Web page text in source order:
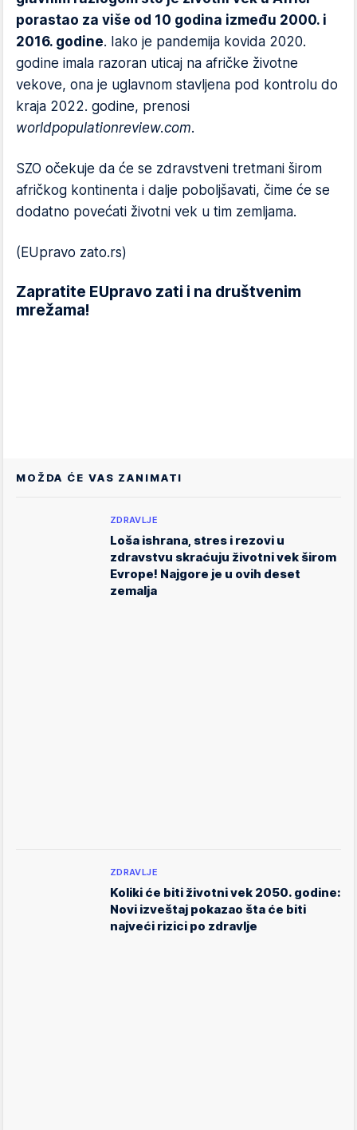
porastao za više od 10 godina između 2000. i
2016. godine. Iako je pandemija kovida 2020.
godine imala razoran uticaj na afričke životne
vekove, ona je uglavnom stavljena pod kontrolu do
kraja 2022. godine, prenosi
worldpopulationreview.com.
SZO očekuje da će se zdravstveni tretmani širom
afričkog kontinenta i dalje poboljšavati, čime će se
dodatno povećati životni vek u tim zemljama.
(EUpravo zato.rs)
Zapratite EUpravo zati i na društvenim
mrežama!
MOŽDA ĆE VAS ZANIMATI
ZDRAVLJE
Loša ishrana, stres i rezovi u
zdravstvu skraćuju životni vek širom
Evrope! Najgore je u ovih deset
zemalja
ZDRAVLJE
Koliki će biti životni vek 2050. godine:
Novi izveštaj pokazao šta će biti
najveći rizici po zdravlje